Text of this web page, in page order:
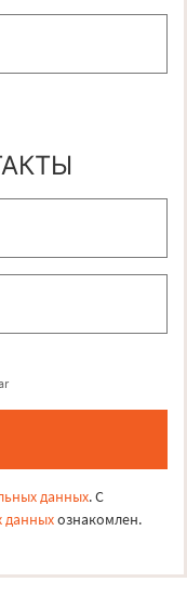
данных. С
данныхознакомлен.